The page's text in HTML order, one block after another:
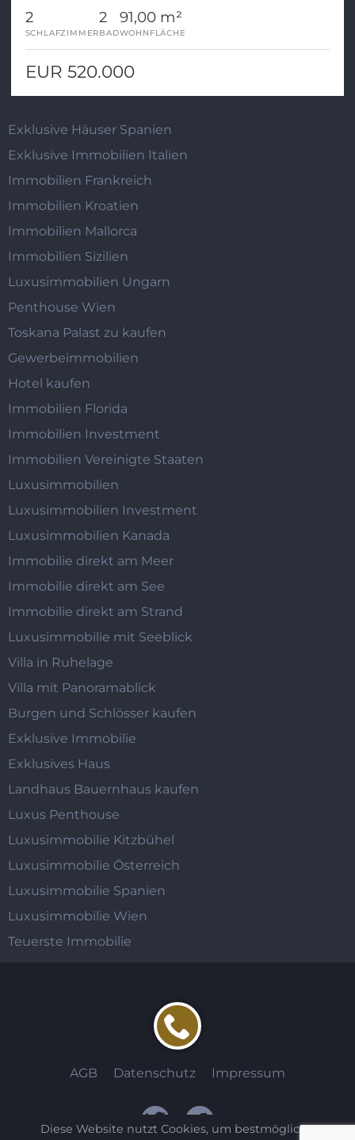
2
SCHLAFZIMMER
2
BAD
91,00 m²
WOHNFLÄCHE
EUR 520.000
Exklusive Häuser Spanien
Exklusive Immobilien Italien
Immobilien Frankreich
Immobilien Kroatien
Immobilien Mallorca
Immobilien Sizilien
Luxusimmobilien Ungarn
Penthouse Wien
Toskana Palast zu kaufen
Gewerbeimmobilien
Hotel kaufen
Immobilien Florida
Immobilien Investment
Immobilien Vereinigte Staaten
Luxusimmobilien
Luxusimmobilien Investment
Luxusimmobilien Kanada
Immobilie direkt am Meer
Immobilie direkt am See
Immobilie direkt am Strand
Luxusimmobilie mit Seeblick
Villa in Ruhelage
Villa mit Panoramablick
Burgen und Schlösser kaufen
Exklusive Immobilie
Exklusives Haus
Landhaus Bauernhaus kaufen
Luxus Penthouse
Luxusimmobilie Kitzbühel
Luxusimmobilie Österreich
Luxusimmobilie Spanien
Luxusimmobilie Wien
Teuerste Immobilie
AGB Datenschutz Impressum
Diese Website nutzt Cookies, um bestmögliche